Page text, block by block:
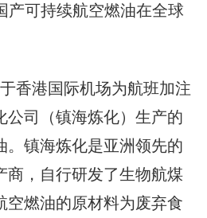
产可持续航空燃油在全球
香港国际机场为航班加注
公司（镇海炼化）生产的
。镇海炼化是亚洲领先的
商，自行研发了生物航煤
空燃油的原材料为废弃食